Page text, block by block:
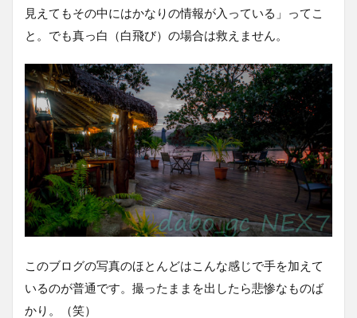
見えてもその中にはかなりの情報が入っている」ってこ
と。でも真っ白（白飛び）の場合は救えません。
このブログの写真のほとんどはこんな感じで手を加えて
いるのが普通です。撮ったままを出したら悲惨なものば
かり。（笑）